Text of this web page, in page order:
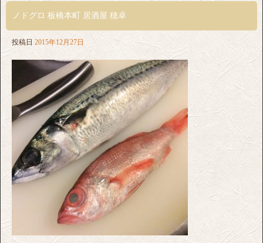
ノドグロ 板橋本町 居酒屋 穂卓
投稿日 2015年12月27日